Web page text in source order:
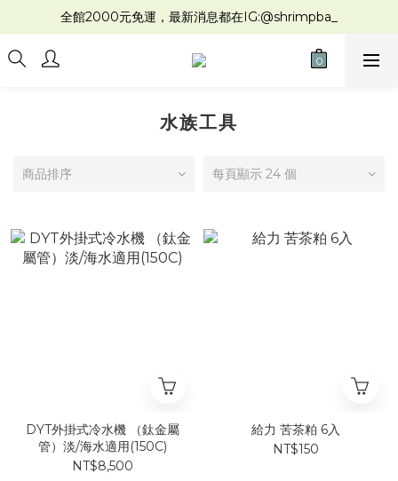
全館2000元免運，最新消息都在IG:@shrimpba_
水族工具
商品排序 每頁顯示 24 個
DYT外掛式冷水機 （鈦金屬
管）淡/海水適用(150C)
NT$8,500
給力 苦茶粕 6入
NT$150